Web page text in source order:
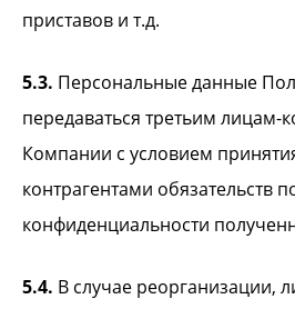
приставов и т.д.
5.3. Персональные данные
передаваться третьим лицам-
Компании с условием
контрагентами обязательств
конфиденциальности
5.4. В случае реорганизации,